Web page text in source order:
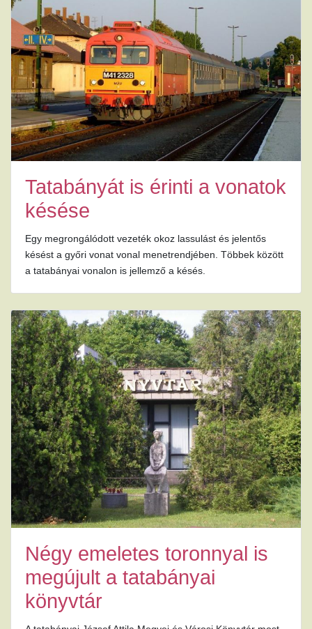
Tatabányát is érinti a vonatok
késése
Egy megrongálódott vezeték okoz lassulást és jelentős
késést a győri vonat vonal menetrendjében. Többek között
a tatabányai vonalon is jellemző a késés.
Négy emeletes toronnyal is
megújult a tatabányai
könyvtár